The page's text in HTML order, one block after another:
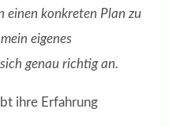
einen konkreten Plan zu
eigenes
genau richtig an.
ihre Erfahrung